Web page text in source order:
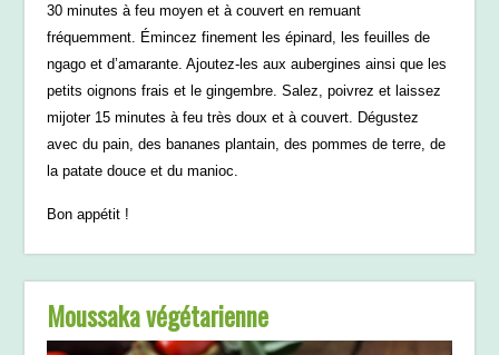
30 minutes à feu moyen et à couvert en remuant
fréquemment. Émincez finement les épinard, les feuilles de
ngago et d’amarante. Ajoutez-les aux aubergines ainsi que les
petits oignons frais et le gingembre. Salez, poivrez et laissez
mijoter 15 minutes à feu très doux et à couvert. Dégustez
avec du pain, des bananes plantain, des pommes de terre, de
la patate douce et du manioc.
Bon appétit !
Moussaka végétarienne